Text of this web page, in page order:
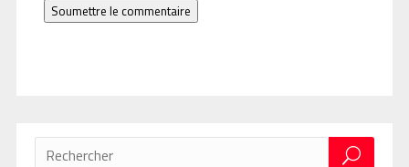
Soumettre le commentaire